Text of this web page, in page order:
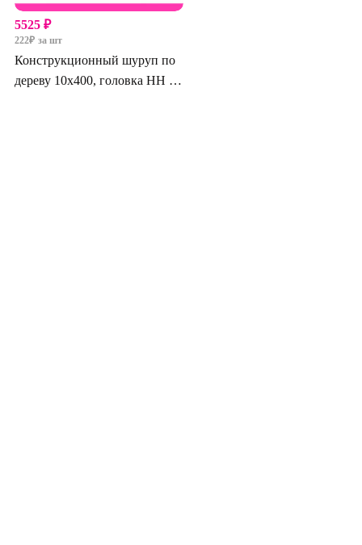
5525 ₽
222₽ за шт
Конструкционный шуруп по
дереву 10х400, головка HH –